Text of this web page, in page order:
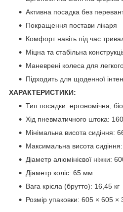
Активна посадка без
Покращення постави лікаря
Комфорт навіть під час
Міцна та стабільна
Маневрені колеса для
Підходить для щоденної
ХАРАКТЕРИСТИКИ:
Тип посадки: ергономічна,
Хід пневматичного штока:
Мінімальна висота сидіння:
Максимальна висота
Діаметр алюмінієвої ніжки:
Діаметр коліс: 65 мм
Вага крісла (брутто): 16,45 кг
Розмір упаковки: 605 × 605